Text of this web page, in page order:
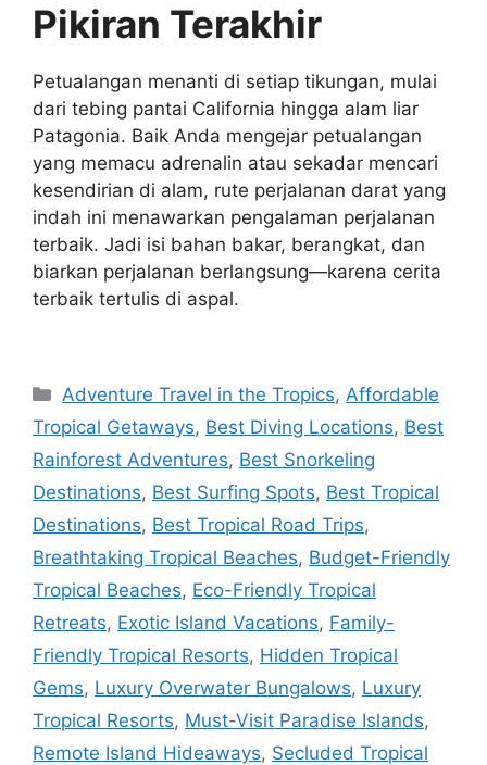
Pikiran Terakhir
Petualangan menanti di setiap tikungan, mulai
dari tebing pantai California hingga alam liar
Patagonia. Baik Anda mengejar petualangan
yang memacu adrenalin atau sekadar mencari
kesendirian di alam, rute perjalanan darat yang
indah ini menawarkan pengalaman perjalanan
terbaik. Jadi isi bahan bakar, berangkat, dan
biarkan perjalanan berlangsung—karena cerita
terbaik tertulis di aspal.
posCategories
Adventure Travel in the Tropics, Affordable
Tropical Getaways, Best Diving Locations, Best
Rainforest Adventures, Best Snorkeling
Destinations, Best Surfing Spots, Best Tropical
Destinations, Best Tropical Road Trips,
Breathtaking Tropical Beaches, Budget-Friendly
Tropical Beaches, Eco-Friendly Tropical
Retreats, Exotic Island Vacations, Family-
Friendly Tropical Resorts, Hidden Tropical
Gems, Luxury Overwater Bungalows, Luxury
Tropical Resorts, Must-Visit Paradise Islands,
Remote Island Hideaways, Secluded Tropical